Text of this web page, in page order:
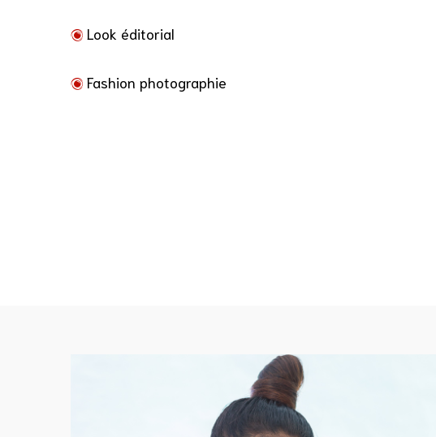
Look éditorial
Fashion photographie